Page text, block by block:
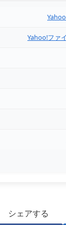
Yahoo!ファ
シェアする